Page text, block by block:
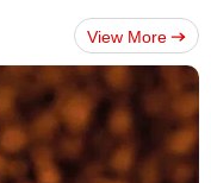
View More